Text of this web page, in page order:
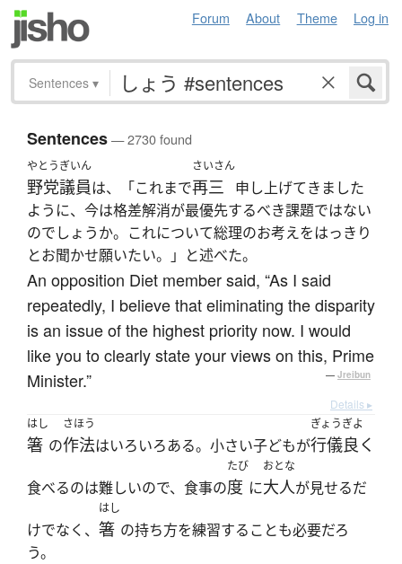
Forum About Theme Log in
Sentences ▾
Sentences— 2730 found
やとう
野党
ぎいん
議員は、「これまで
さいさん
再三
申し上げてきました
ように、今は格差解消が最優先するべき課題ではない
のでしょうか。これについて総理のお考えをはっきり
とお聞かせ願いたい。」と述べた。
An opposition Diet member said, “As I said
repeatedly, I believe that eliminating the disparity
is an issue of the highest priority now. I would
like you to clearly state your views on this, Prime
Minister.”
— Jreibun
Details ▸
はし
箸 の
さほう
作法はいろいろある。小さい子どもが
ぎょうぎよ
行儀良く
食べるのは難しいので、食事の
たび
度 に
おとな
大人が見せるだ
けでなく、
はし
箸 の持ち方を練習することも必要だろ
う。